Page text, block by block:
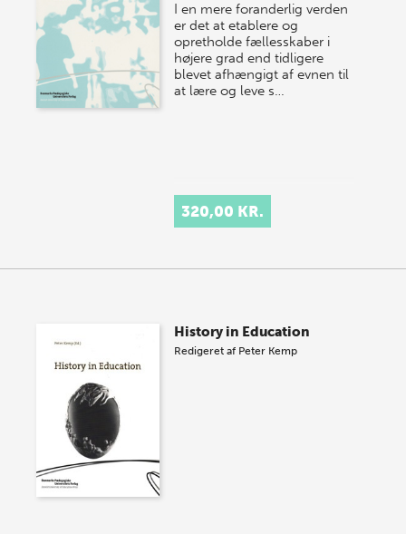
I en mere foranderlig verden
er det at etablere og
opretholde fællesskaber i
højere grad end tidligere
blevet afhængigt af evnen til
at lære og leve s…
320,00 KR.
History in Education
Redigeret af Peter Kemp